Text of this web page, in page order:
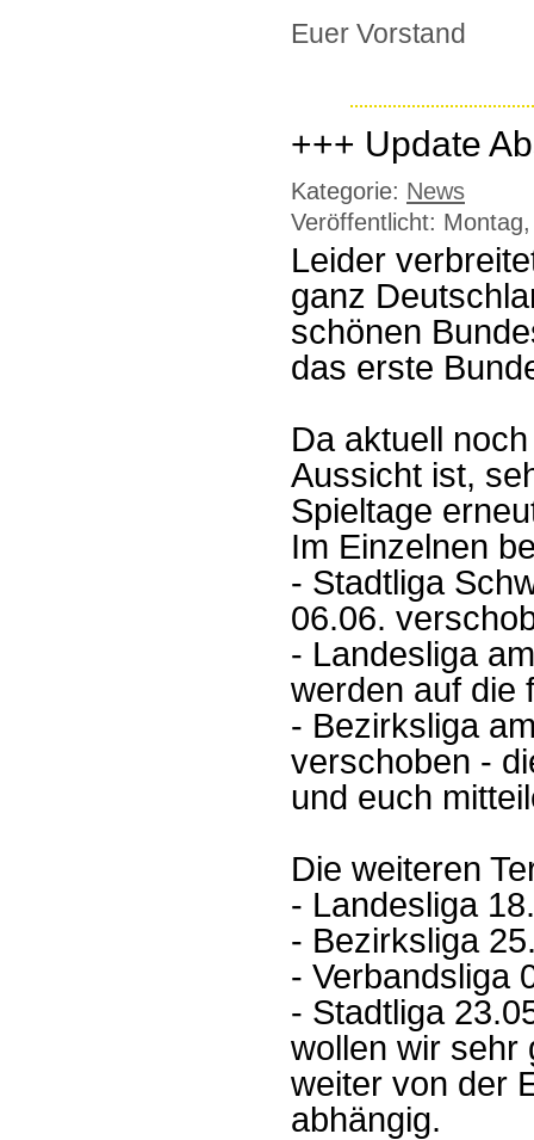
Euer Vorstand
+++ Update
Kategorie: News
Veröffentlicht:
Leider
ganz
schönen
das erste
Da aktuell
Aussicht ist,
Spieltage
Im Einzelnen
- Stadtliga
06.06.
- Landesliga
werden auf die
- Bezirksliga
verschoben -
und euch
Die weiteren
- Landesliga
- Bezirksliga
- Verbandsliga
- Stadtliga
wollen wir sehr
weiter von der
abhängig.